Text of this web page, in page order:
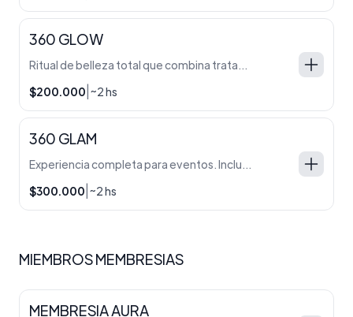
360 GLOW
$200.000 ~2 hs
360 GLAM
$300.000 ~2 hs
MIEMBROS MEMBRESIAS
MEMBRESIA AURA